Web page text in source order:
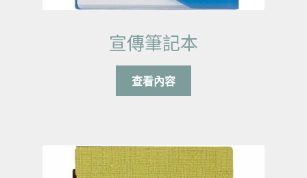
宣傳筆記本
查看內容